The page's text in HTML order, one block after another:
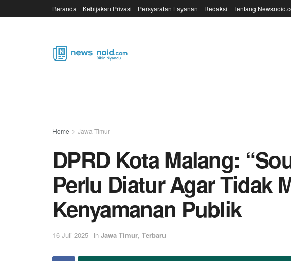
Beranda Kebijakan Privasi Persyaratan Layanan Redaksi Tentang
Home Jawa Timur
DPRD Kota Malang:
Perlu Diatur Agar Tidak
Kenyamanan Publik
16 Juli 2025 in Jawa Timur, Terbaru